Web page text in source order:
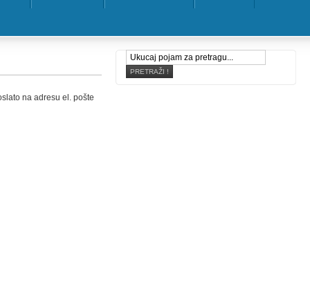
na adresu el. pošte